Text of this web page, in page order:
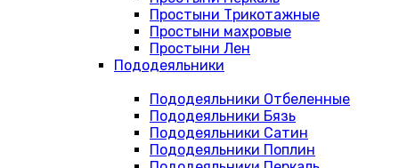
Простыни Трикотажные
Простыни махровые
Простыни Лен
Пододеяльники
Пододеяльники Отбеленные
Пододеяльники Бязь
Пододеяльники Сатин
Пододеяльники Поплин